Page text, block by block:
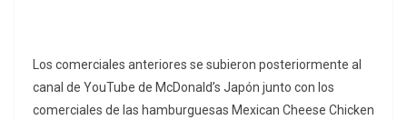
Los comerciales anteriores se subieron posteriormente al
canal de YouTube de McDonald’s Japón junto con los
comerciales de las hamburguesas Mexican Cheese Chicken